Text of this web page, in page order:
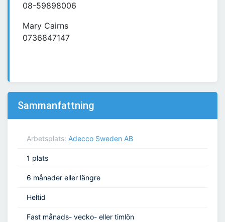
08-59898006
Mary Cairns
0736847147
Sammanfattning
Arbetsplats: Adecco Sweden AB
1 plats
6 månader eller längre
Heltid
Fast månads- vecko- eller timlön